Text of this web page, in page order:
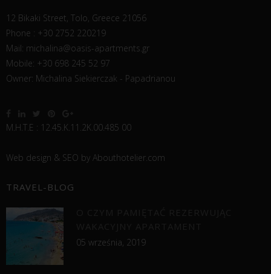
12 Bikaki Street, Tolo, Greece 21056
Phone : +30 2752 220219
Mail: michalina@oasis-apartments.gr
Mobile: +30 698 245 52 97
Owner: Michalina Siekierczak - Papadrianou
Μ.Η.Τ.Ε : 12.45.Κ.11.2Κ.00.485 00
Web design & SEO by Abouthotelier.com
TRAVEL-BLOG
05 września, 2019